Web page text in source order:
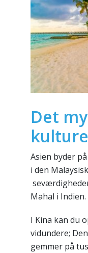
Det
Asien byder
i den
Mahal i Indien.
I Kina kan du
vidundere;
gemmer på